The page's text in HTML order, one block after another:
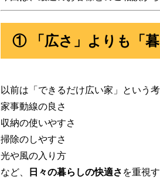
① 「広さ」よりも「
以前は「できるだけ広い家」という
家事動線の良さ
収納の使いやすさ
掃除のしやすさ
光や風の入り方
など、
日々の暮らしの快適さ を重視